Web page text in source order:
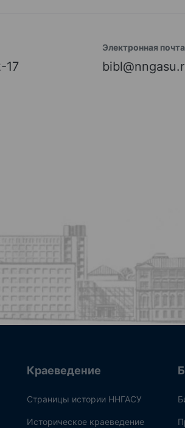
17
Электронная почта
Краеведение
Страницы истории ННГАСУ
Историческое краеведение